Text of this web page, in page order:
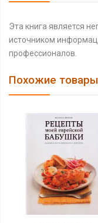
Эта книга является
источником
профессионалов.
Похожие товары